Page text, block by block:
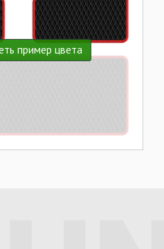
пример цвета